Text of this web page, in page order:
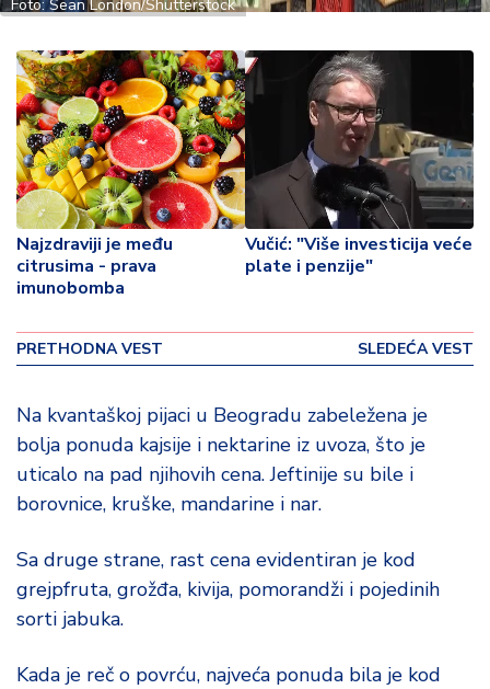
oFoto: Sean London/Shutterstock
Najzdraviji je među
citrusima - prava
imunobomba
PRETHODNA VEST
Vučić: "Više investicija veće
plate i penzije"
SLEDEĆA VEST
Na kvantaškoj pijaci u Beogradu zabeležena je
bolja ponuda kajsije i nektarine iz uvoza, što je
uticalo na pad njihovih cena. Jeftinije su bile i
borovnice, kruške, mandarine i nar.
Sa druge strane, rast cena evidentiran je kod
grejpfruta, grožđa, kivija, pomorandži i pojedinih
sorti jabuka.
Kada je reč o povrću, najveća ponuda bila je kod